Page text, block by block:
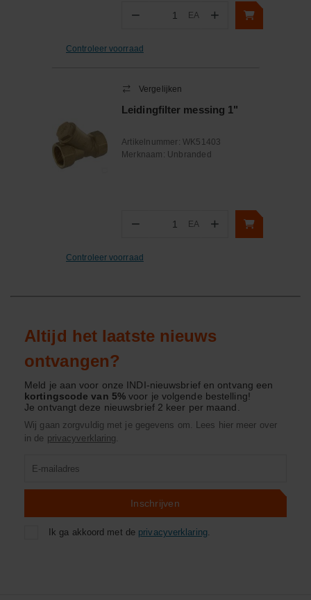
− Aantal
EA +
Controleer voorraad
Vergelijken
Leidingfilter messing 1"
Artikelnummer: WK51403
Merknaam: Unbranded
− Aantal
EA +
Controleer voorraad
Altijd het laatste nieuws
ontvangen?
Meld je aan voor onze INDI-nieuwsbrief en ontvang een
kortingscode van 5%voor je volgende bestelling!
Je ontvangt deze nieuwsbrief 2 keer per maand.
Wij gaan zorgvuldig met je gegevens om. Lees hier meer over
in de privacyverklaring.
Inschrijven
Ik ga akkoord met de privacyverklaring.